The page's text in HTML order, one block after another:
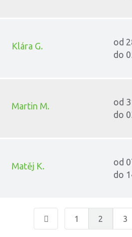
Klára G.
od
do
Martin M.
od
do
Matěj K.
od
do
1 2 3